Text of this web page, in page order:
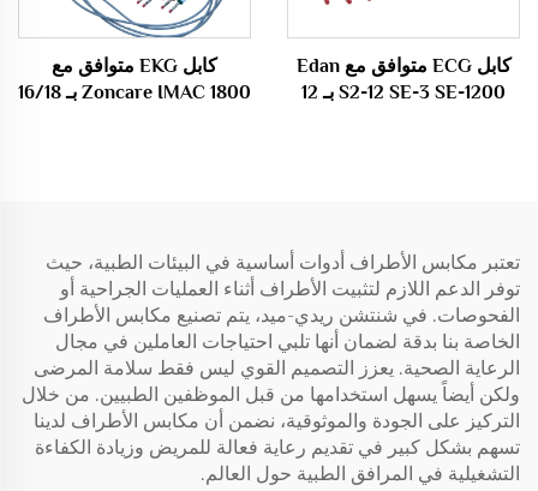
كابل ECG متوافق مع Edan
S2-12 SE-3 SE-1200 بـ 12
كابل EKG متوافق مع
Zoncare IMAC 1800 بـ 16/18
تعتبر مكابس الأطراف أدوات أساسية في البيئات الطبية، حيث
توفر الدعم اللازم لتثبيت الأطراف أثناء العمليات الجراحية أو
الفحوصات. في شنتشن ريدي-ميد، يتم تصنيع مكابس الأطراف
الخاصة بنا بدقة لضمان أنها تلبي احتياجات العاملين في مجال
الرعاية الصحية. يعزز التصميم القوي ليس فقط سلامة المرضى
ولكن أيضاً يسهل استخدامها من قبل الموظفين الطبيين. من خلال
التركيز على الجودة والموثوقية، نضمن أن مكابس الأطراف لدينا
تسهم بشكل كبير في تقديم رعاية فعالة للمريض وزيادة الكفاءة
التشغيلية في المرافق الطبية حول العالم.